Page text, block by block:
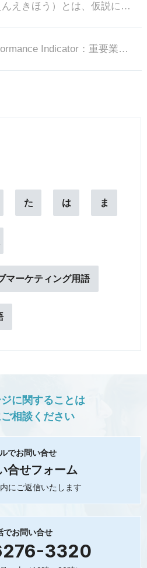
演繹法（えんえきほう）とは、仮説によって最終結論を導き出す方法で、大前提・小前提・結論三段論法が代表的です。
KPI (Key Performance Indicator：重要業績達成指標)とは、事業戦略の達成度を測るためのもの
た は ま
マーケティング用語
に関することは
相談ください
でお問い合せ
合せフォーム
にご返信いたします
でお問い合せ
3320